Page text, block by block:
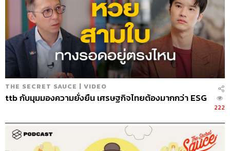
THE SECRET SAUCE | VIDEO
ttb กับมุมมองความยั่งยืน เศรษฐกิจไทยต้องมากกว่า ESG
222